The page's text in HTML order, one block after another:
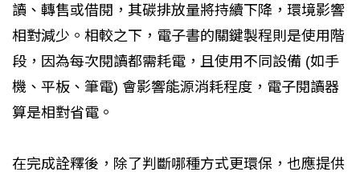
讀、轉售或借閱，其碳排放量將持續下降，環境影響
相對減少。相較之下，電子書的關鍵製程則是使用階
段，因為每次閱讀都需耗電，且使用不同設備 (如手
機、平板、筆電) 會影響能源消耗程度，電子閱讀器
算是相對省電。
在完成詮釋後，除了判斷哪種方式更環保，也應提供